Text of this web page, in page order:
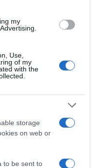
my
Use,
of my
with the
storage
on web or
to be sent to
Következő bejegyzés